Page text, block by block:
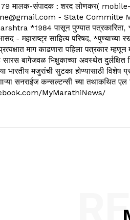
मालक-संपादक : शरद लोणकर(
- State Committe
*1984 पासून पुण्यात पत्रकारिता,
- महाराष्ट्र साहित्य परिषद,
माग काढणारा पहिला पत्रकार
बागेजवळ भिक्षुकाच्या अवस्थेत
भारतीय मजुरांची सुटका होण्यासाठी
सनराईज कन्सल्टन्सी च्या तथाकथित एल
MyMarathiNews/